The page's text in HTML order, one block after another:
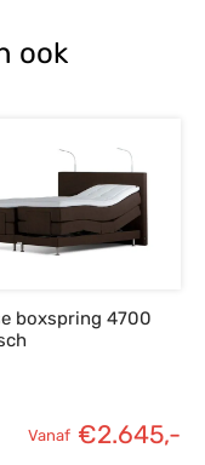
ook
boxspring 4700
Vanaf €2.645,-